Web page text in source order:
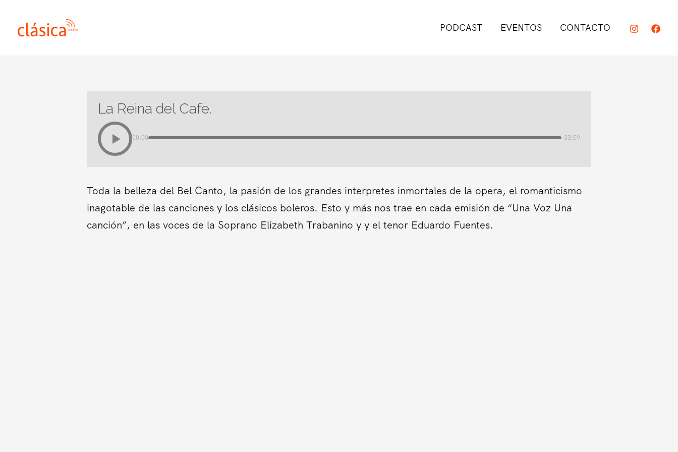
contenido
PODCAST EVENTOS CONTACTO
La Reina del Cafe.
00:00 -33:59
Toda la belleza del Bel Canto, la pasión de los grandes interpretes inmortales de la opera, el romanticismo
inagotable de las canciones y los clásicos boleros. Esto y más nos trae en cada emisión de “Una Voz Una
canción”, en las voces de la Soprano Elizabeth Trabanino y y el tenor Eduardo Fuentes.